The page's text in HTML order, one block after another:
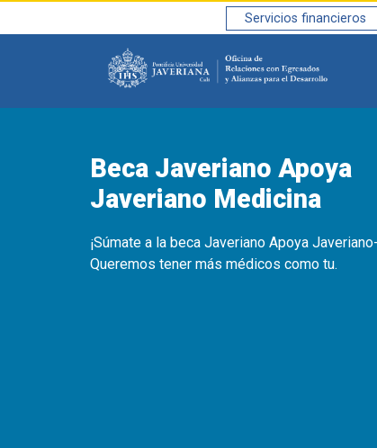
Servicios financieros
Beca Javeriano Apoya
Javeriano Medicina
¡Súmate a la beca Javeriano Apoya
Queremos tener más médicos como tu.